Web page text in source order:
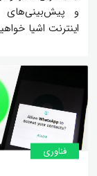
و پیش‌بینی‌های
اینترنت اشیا
فناوری